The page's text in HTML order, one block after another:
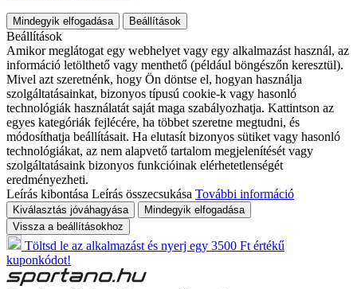
Mindegyik elfogadása Beállítások
Beállítások
Amikor meglátogat egy webhelyet vagy egy alkalmazást használ, az
információ letölthető vagy menthető (például böngészőn keresztül).
Mivel azt szeretnénk, hogy Ön döntse el, hogyan használja
szolgáltatásainkat, bizonyos típusú cookie-k vagy hasonló
technológiák használatát saját maga szabályozhatja. Kattintson az
egyes kategóriák fejlécére, ha többet szeretne megtudni, és
módosíthatja beállításait. Ha elutasít bizonyos sütiket vagy hasonló
technológiákat, az nem alapvető tartalom megjelenítését vagy
szolgáltatásaink bizonyos funkcióinak elérhetetlenségét
eredményezheti.
Leírás kibontása Leírás összecsukása További információ
Kiválasztás jóváhagyása
Mindegyik elfogadása
Vissza a beállításokhoz
Töltsd le az alkalmazást és nyerj egy 3500 Ft értékű
kuponkódot!